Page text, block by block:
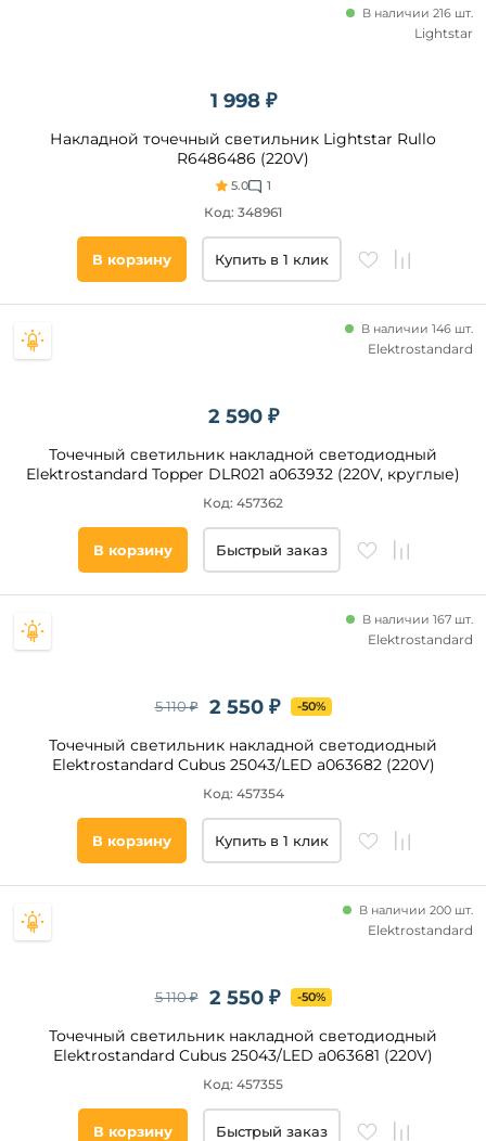
1 998 ₽
Накладной точечный светильник Lightstar Rullo
R6486486 (220V)
5.0 1
В наличии 216 шт.
Код: 348961
Lightstar
В корзину Купить в 1 клик
2 590 ₽
Точечный светильник накладной светодиодный
Elektrostandard Topper DLR021 a063932 (220V, круглые)
В наличии 146 шт.
Код: 457362
Elektrostandard
В корзину Быстрый заказ
2 550 ₽
5 110 ₽ -50%
Точечный светильник накладной светодиодный
Elektrostandard Cubus 25043/LED a063682 (220V)
В наличии 167 шт.
Код: 457354
Elektrostandard
В корзину Купить в 1 клик
2 550 ₽
5 110 ₽ -50%
Точечный светильник накладной светодиодный
Elektrostandard Cubus 25043/LED a063681 (220V)
В наличии 200 шт.
Код: 457355
Elektrostandard
В корзину Быстрый заказ